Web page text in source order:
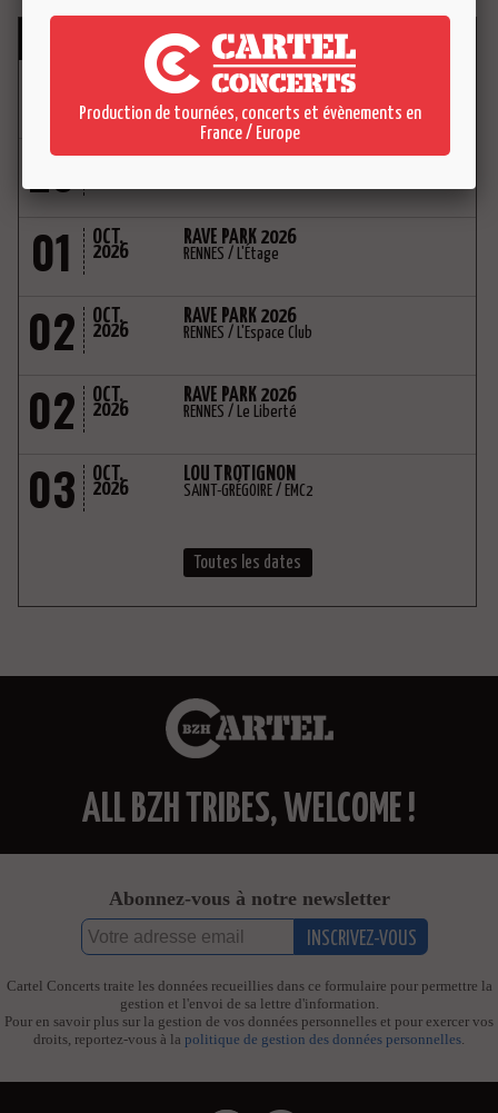
PAOLO.
RENNES / Le 360
26 SEP. ELEPHANZ
01 OCT.
2026
RAVE PARK 2026
RENNES / L'Étage
02 OCT.
2026
RAVE PARK 2026
RENNES / L'Espace Club
02 OCT.
2026
RAVE PARK 2026
RENNES / Le Liberté
03 OCT.
2026
LOU TROTIGNON
SAINT-GRÉGOIRE / EMC2
Toutes les dates
ALL BZH TRIBES, WELCOME !
Abonnez-vous à notre newsletter
Cartel Concerts traite les données recueillies dans ce formulaire pour permettre la
gestion et l'envoi de sa lettre d'information.
Pour en savoir plus sur la gestion de vos données personnelles et pour exercer vos
droits, reportez-vous à la politique de gestion des données personnelles
Production de tournées, concerts et évènements en
France / Europe